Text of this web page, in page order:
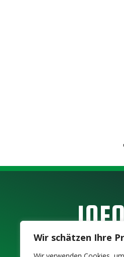
Wir schätzen Ihre